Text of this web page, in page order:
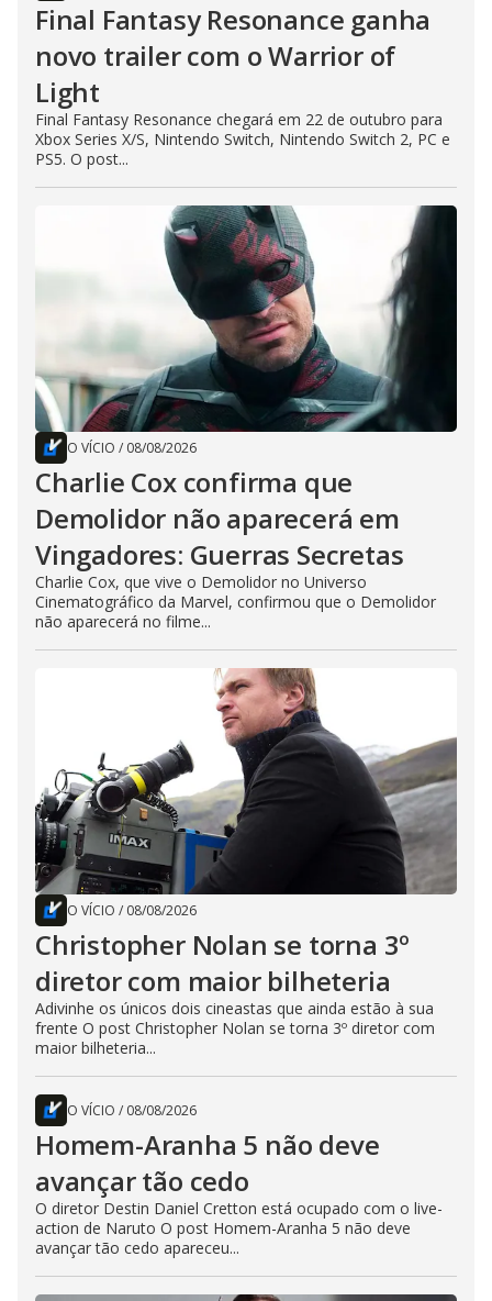
Final Fantasy Resonance ganha
novo trailer com o Warrior of
Light
Final Fantasy Resonance chegará em 22 de outubro para
Xbox Series X/S, Nintendo Switch, Nintendo Switch 2, PC e
PS5. O post...
O VÍCIO / 08/08/2026
Charlie Cox confirma que
Demolidor não aparecerá em
Vingadores: Guerras Secretas
Charlie Cox, que vive o Demolidor no Universo
Cinematográfico da Marvel, confirmou que o Demolidor
não aparecerá no filme...
O VÍCIO / 08/08/2026
Christopher Nolan se torna 3º
diretor com maior bilheteria
Adivinhe os únicos dois cineastas que ainda estão à sua
frente O post Christopher Nolan se torna 3º diretor com
maior bilheteria...
O VÍCIO / 08/08/2026
Homem-Aranha 5 não deve
avançar tão cedo
O diretor Destin Daniel Cretton está ocupado com o live-
action de Naruto O post Homem-Aranha 5 não deve
avançar tão cedo apareceu...